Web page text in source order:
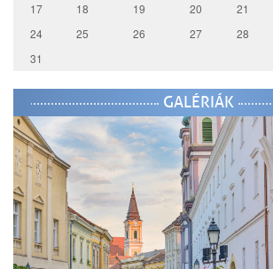
17
18 19 20 21
24
25 26 27 28
31
GALÉRIÁK